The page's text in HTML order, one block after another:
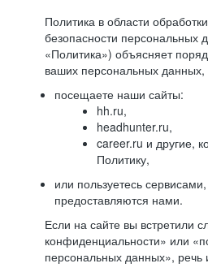
Политика в области
безопасности
«Политика») объясняет
ваших персональных данных,
посещаете наши сайты:
hh.ru,
headhunter.ru,
career.ru и другие,
Политику,
или пользуетесь
предоставляются нами.
Если на сайте вы встретили
конфиденциальности» или
персональных данных», речь